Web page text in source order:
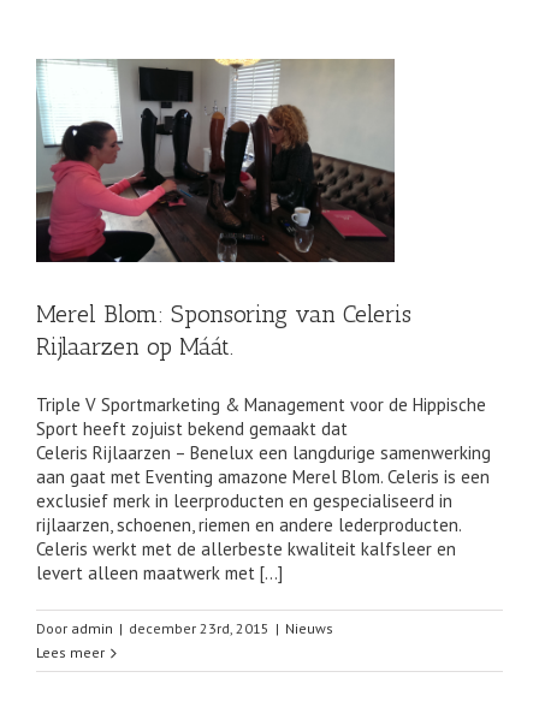
Merel Blom: Sponsoring van Celeris
Rijlaarzen op Máát.
Triple V Sportmarketing & Management voor de Hippische
Sport heeft zojuist bekend gemaakt dat
Celeris Rijlaarzen – Benelux een langdurige samenwerking
aan gaat met Eventing amazone Merel Blom. Celeris is een
exclusief merk in leerproducten en gespecialiseerd in
rijlaarzen, schoenen, riemen en andere lederproducten.
Celeris werkt met de allerbeste kwaliteit kalfsleer en
levert alleen maatwerk met […]
Door admin | december 23rd, 2015 | Nieuws
Lees meer